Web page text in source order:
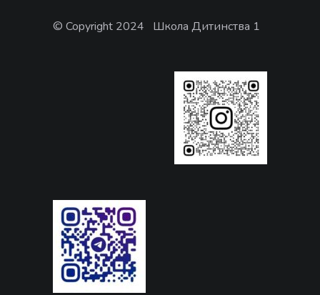
© Copyright 2024 Школа Дитинства 1